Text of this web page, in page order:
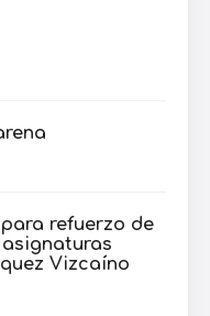
refuerzo de
Vizcaíno